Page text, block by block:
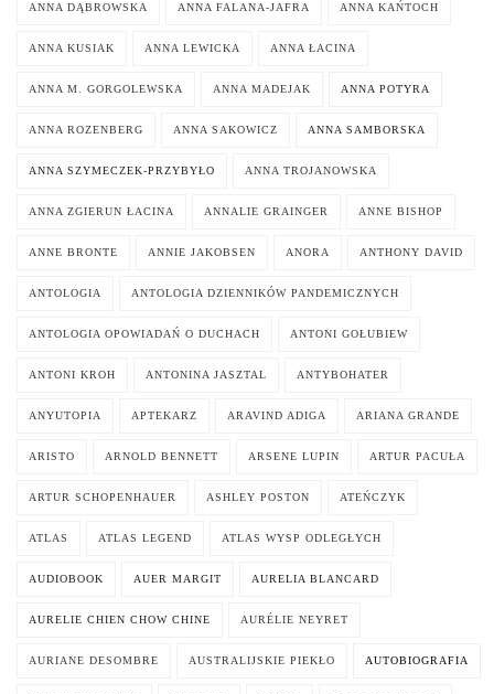
ANNA DĄBROWSKA ANNA FALANA-JAFRA ANNA KAŃTOCH
ANNA KUSIAK ANNA LEWICKA ANNA ŁACINA
ANNA M. GORGOLEWSKA ANNA MADEJAK ANNA POTYRA
ANNA ROZENBERG ANNA SAKOWICZ ANNA SAMBORSKA
ANNA SZYMECZEK-PRZYBYŁO ANNA TROJANOWSKA
ANNA ZGIERUN ŁACINA ANNALIE GRAINGER ANNE BISHOP
ANNE BRONTE ANNIE JAKOBSEN ANORA ANTHONY DAVID
ANTOLOGIA ANTOLOGIA DZIENNIKÓW PANDEMICZNYCH
ANTOLOGIA OPOWIADAŃ O DUCHACH ANTONI GOŁUBIEW
ANTONI KROH ANTONINA JASZTAL ANTYBOHATER
ANYUTOPIA APTEKARZ ARAVIND ADIGA ARIANA GRANDE
ARISTO ARNOLD BENNETT ARSENE LUPIN ARTUR PACUŁA
ARTUR SCHOPENHAUER ASHLEY POSTON ATEŃCZYK
ATLAS ATLAS LEGEND ATLAS WYSP ODLEGŁYCH
AUDIOBOOK AUER MARGIT AURELIA BLANCARD
AURELIE CHIEN CHOW CHINE AURÉLIE NEYRET
AURIANE DESOMBRE AUSTRALIJSKIE PIEKŁO AUTOBIOGRAFIA